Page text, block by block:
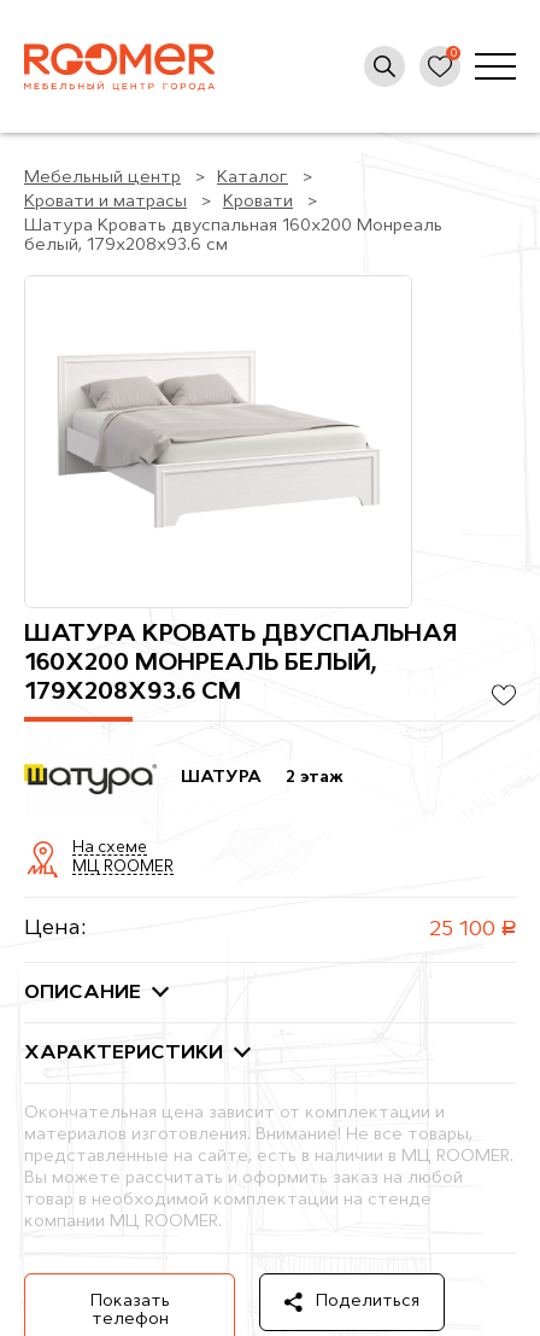
Мебельный центр
Каталог
Кровати и матрасы
Кровати
Шатура Кровать двуспальная 160х200 Монреаль
белый, 179x208x93.6 см
ШАТУРА КРОВАТЬ ДВУСПАЛЬНАЯ
160Х200 МОНРЕАЛЬ БЕЛЫЙ,
179X208X93.6 СМ
ШАТУРА 2 этаж
На схеме
МЦ ROOMER
Цена: 25 100 руб.
ОПИСАНИЕ
ХАРАКТЕРИСТИКИ
Окончательная цена зависит от комплектации и
материалов изготовления. Внимание! Не все товары,
представленные на сайте, есть в наличии в МЦ ROOMER.
Вы можете рассчитать и оформить заказ на любой
товар в необходимой комплектации на стенде
компании МЦ ROOMER.
Показать
телефон
Поделиться